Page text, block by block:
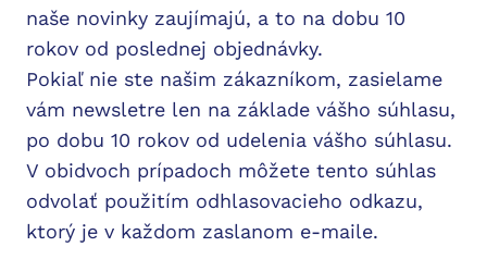
naše novinky zaujímajú, a to na dobu 10
rokov od poslednej objednávky.
Pokiaľ nie ste našim zákazníkom, zasielame
vám newsletre len na základe vášho súhlasu,
po dobu 10 rokov od udelenia vášho súhlasu.
V obidvoch prípadoch môžete tento súhlas
odvolať použitím odhlasovacieho odkazu,
ktorý je v každom zaslanom e-maile.